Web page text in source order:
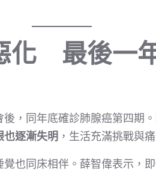
化 最後一
，同年底確診肺腺癌第四期
也逐漸失明 ，生活充滿挑戰與痛
也同床相伴。薛智偉表示，